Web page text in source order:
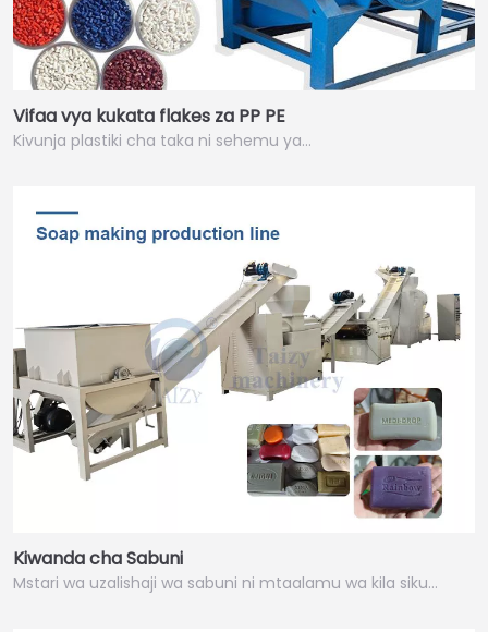
Vifaa vya kukata flakes za PP PE
Kivunja plastiki cha taka ni sehemu ya…
Kiwanda cha Sabuni
Mstari wa uzalishaji wa sabuni ni mtaalamu wa kila siku…